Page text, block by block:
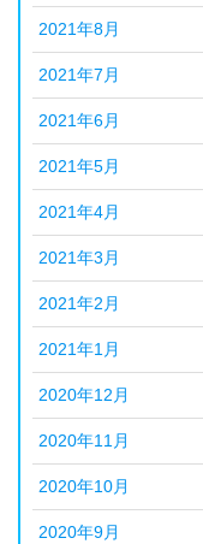
2021年8月
2021年7月
2021年6月
2021年5月
2021年4月
2021年3月
2021年2月
2021年1月
2020年12月
2020年11月
2020年10月
2020年9月